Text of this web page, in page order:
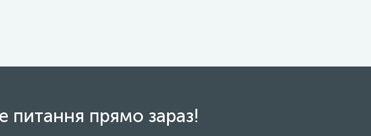
питання прямо зараз!